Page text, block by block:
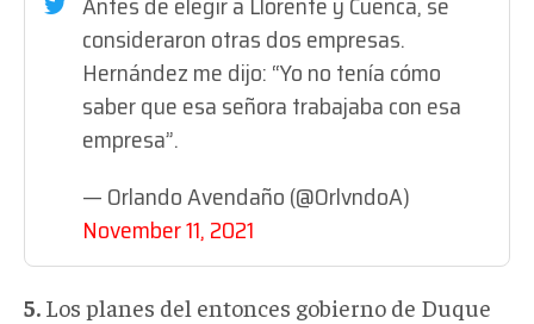
consideraron otras dos empresas.
Hernández me dijo: “Yo no tenía cómo
saber que esa señora trabajaba con esa
empresa”.
— Orlando Avendaño (@OrlvndoA)
November 11, 2021
5. Los planes del entonces gobierno de Duque